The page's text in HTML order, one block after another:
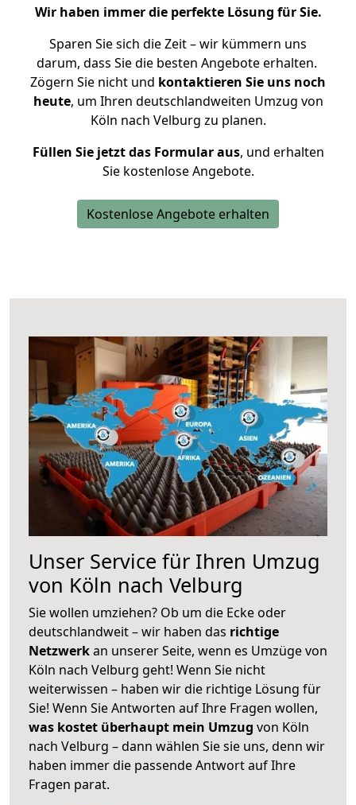
Wir haben immer die perfekte Lösung für Sie.
Sparen Sie sich die Zeit – wir kümmern uns
darum, dass Sie die besten Angebote erhalten.
Zögern Sie nicht und kontaktieren Sie uns noch
heute, um Ihren deutschlandweiten Umzug von
Köln nach Velburg zu planen.
Füllen Sie jetzt das Formular aus, und erhalten
Sie kostenlose Angebote.
Kostenlose Angebote erhalten
Unser Service für Ihren Umzug
von Köln nach Velburg
Sie wollen umziehen? Ob um die Ecke oder
deutschlandweit – wir haben das richtige
Netzwerkan unserer Seite, wenn es Umzüge von
Köln nach Velburg geht! Wenn Sie nicht
weiterwissen – haben wir die richtige Lösung für
Sie! Wenn Sie Antworten auf Ihre Fragen wollen,
was kostet überhaupt mein Umzug von Köln
nach Velburg – dann wählen Sie sie uns, denn wir
haben immer die passende Antwort auf Ihre
Fragen parat.